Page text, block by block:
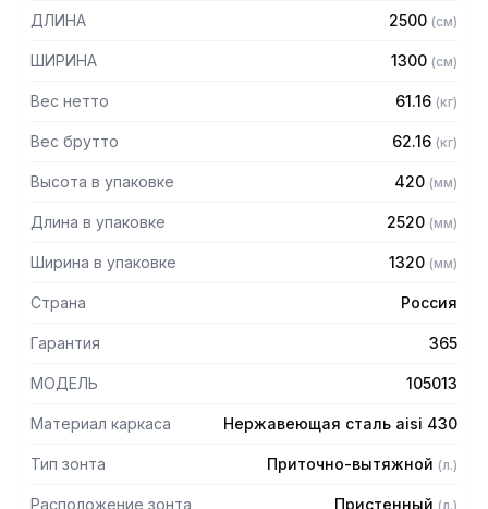
оборудование формирует микроклимат в помещении и
защищает сотрудников горячего цеха.
— Бескаркасный
0,8мм
— Поставляется в собранном виде
ДЛИНА 2500 (см)
ШИРИНА 1300 (см)
Вес нетто 61.16 (кг)
Вес брутто 62.16 (кг)
Высота в упаковке 420 (мм)
Длина в упаковке 2520 (мм)
Ширина в упаковке 1320 (мм)
Страна Россия
Гарантия 365
МОДЕЛЬ 105013
Материал каркаса Нержавеющая сталь aisi 430
Тип зонта Приточно-вытяжной (л.)
Расположение зонта Пристенный (л.)